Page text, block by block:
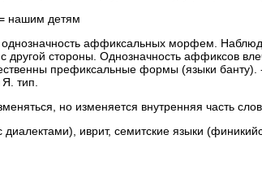
нашим детям
аффиксальных морфем.
другой стороны. Однозначность аффиксов
префиксальные формы (языки
тип.
но изменяется внутренняя часть
диалектами), иврит, семитские языки